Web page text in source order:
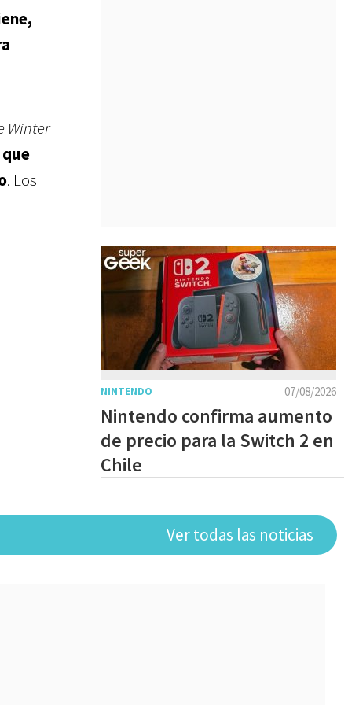
Winter
. Los
07/08/2026
NINTENDO
Nintendo confirma aumento
de precio para la Switch 2 en
Chile
Ver todas las noticias